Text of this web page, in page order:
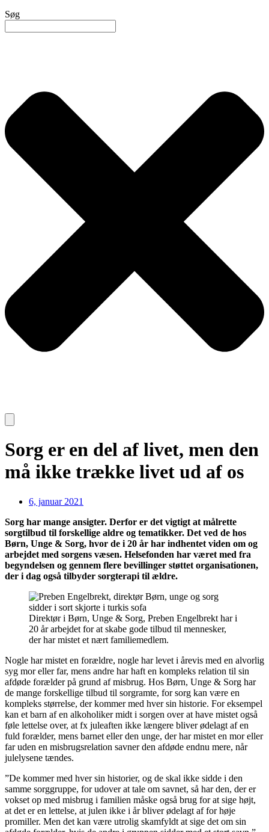
Søg
Sorg er en del af livet, men den
må ikke trække livet ud af os
6, januar 2021
Sorg har mange ansigter. Derfor er det vigtigt at målrette
sorgtilbud til forskellige aldre og tematikker. Det ved de hos
Børn, Unge & Sorg, hvor de i 20 år har indhentet viden om og
arbejdet med sorgens væsen. Helsefonden har været med fra
begyndelsen og gennem flere bevillinger støttet organisationen,
der i dag også tilbyder sorgterapi til ældre.
Direktør i Børn, Unge & Sorg, Preben Engelbrekt har i
20 år arbejdet for at skabe gode tilbud til mennesker,
der har mistet et nært familiemedlem.
Nogle har mistet en forældre, nogle har levet i årevis med en alvorlig
syg mor eller far, mens andre har haft en kompleks relation til sin
afdøde forælder på grund af misbrug. Hos Børn, Unge & Sorg har
de mange forskellige tilbud til sorgramte, for sorg kan være en
kompleks størrelse, der kommer med hver sin historie. For eksempel
kan et barn af en alkoholiker midt i sorgen over at have mistet også
føle lettelse over, at fx juleaften ikke længere bliver ødelagt af en
fuld forælder, mens barnet eller den unge, der har mistet en mor eller
far uden en misbrugsrelation savner den afdøde endnu mere, når
julelysene tændes.
”De kommer med hver sin historier, og de skal ikke sidde i den
samme sorggruppe, for udover at tale om savnet, så har den, der er
vokset op med misbrug i familien måske også brug for at sige højt,
at det er en lettelse, at julen ikke i år bliver ødelagt af for høje
promiller. Men det kan være utrolig skamfyldt at sige det om sin